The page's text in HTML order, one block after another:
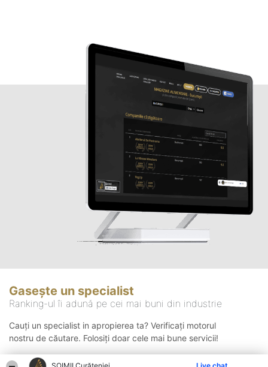
Gasește un specialist
Ranking-ul îi adună pe cei mai buni din industrie
Cauți un specialist in apropierea ta? Verificați motorul
nostru de căutare. Folosiți doar cele mai bune servicii!